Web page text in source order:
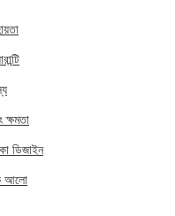
ক্ষমতা
ডিজাইন
আলো